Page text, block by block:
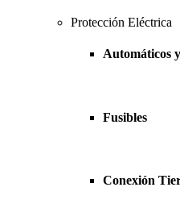
Protección Eléctrica
Automáticos
Fusibles
Conexión